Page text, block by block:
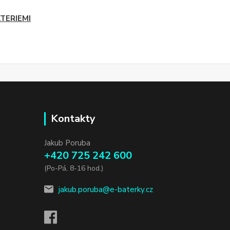
Kontakty
Jakub Poruba
+420 725 242 600
(Po-Pá, 8-16 hod.)
jakub.poruba@e-baterky.cz